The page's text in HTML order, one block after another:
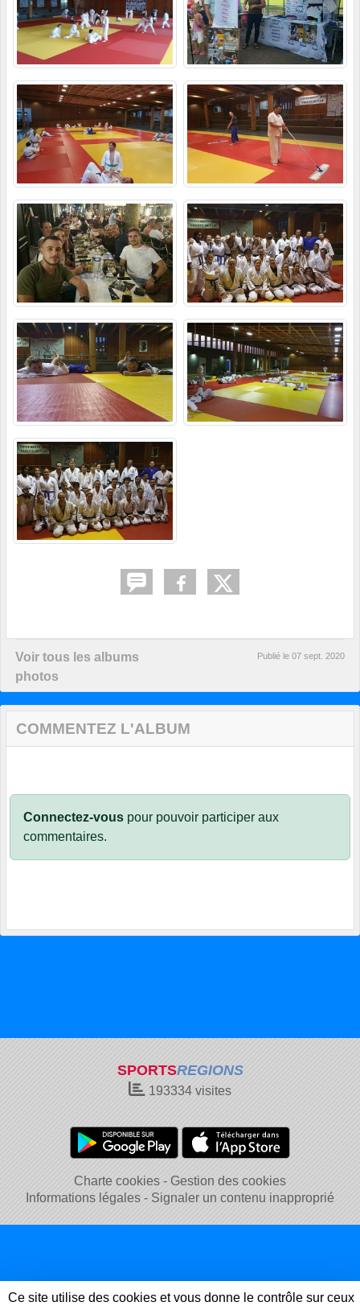
Voir tous les albums
photos
Publié le 07 sept. 2020
COMMENTEZ L'ALBUM
Connectez-vous pour pouvoir participer aux
commentaires.
SPORTSREGIONS
193334 visites
Charte cookies
Gestion des cookies
Informations légales
Signaler un contenu inapproprié
Ce site utilise des cookies et vous donne le contrôle sur ceux